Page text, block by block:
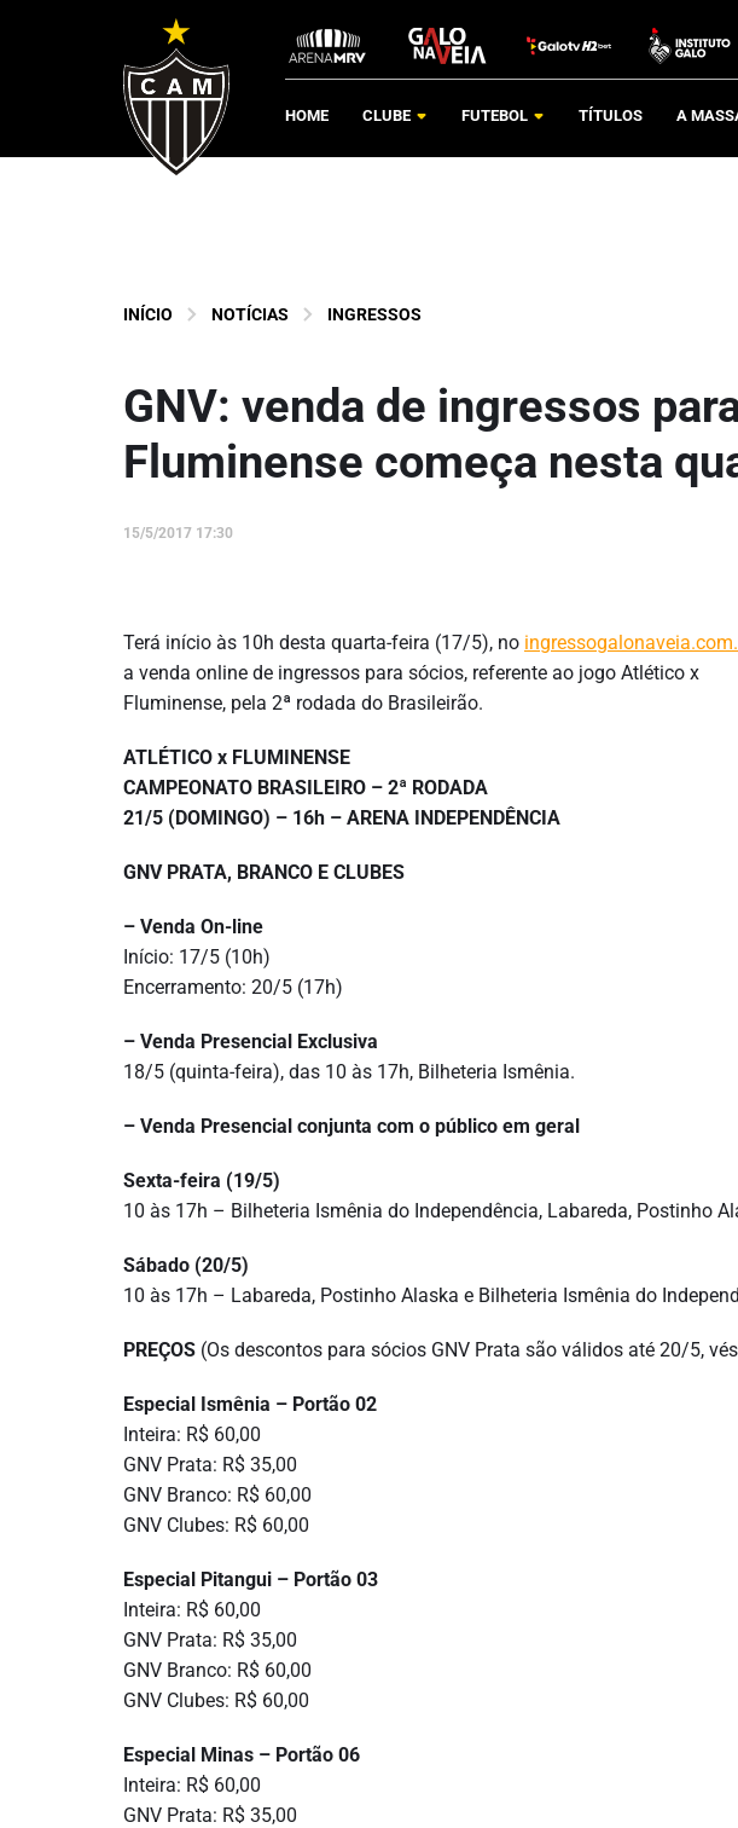
HOME CLUBE FUTEBOL TÍTULOS A
INÍCIO NOTÍCIAS INGRESSOS
GNV: venda de ingressos
Fluminense começa nesta
15/5/2017 17:30
Terá início às 10h desta quarta-feira (17/5), no
a venda online de ingressos para sócios, referente ao jogo Atlético x
Fluminense, pela 2ª rodada do Brasileirão.
ATLÉTICO x FLUMINENSE
CAMPEONATO BRASILEIRO – 2ª RODADA
21/5 (DOMINGO) – 16h – ARENA INDEPENDÊNCIA
GNV PRATA, BRANCO E CLUBES
– Venda On-line
Início: 17/5 (10h)
Encerramento: 20/5 (17h)
– Venda Presencial Exclusiva
18/5 (quinta-feira), das 10 às 17h, Bilheteria Ismênia.
– Venda Presencial conjunta com o público em geral
Sexta-feira (19/5)
10 às 17h – Bilheteria Ismênia do Independência, Labareda, Postinho
Sábado (20/5)
10 às 17h – Labareda, Postinho Alaska e Bilheteria Ismênia do
PREÇOS (Os descontos para sócios GNV Prata são válidos até 20/5,
Especial Ismênia – Portão 02
Inteira: R$ 60,00
GNV Prata: R$ 35,00
GNV Branco: R$ 60,00
GNV Clubes: R$ 60,00
Especial Pitangui – Portão 03
Inteira: R$ 60,00
GNV Prata: R$ 35,00
GNV Branco: R$ 60,00
GNV Clubes: R$ 60,00
Especial Minas – Portão 06
Inteira: R$ 60,00
GNV Prata: R$ 35,00